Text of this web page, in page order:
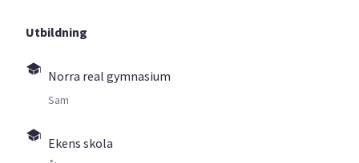
Utbildning
Norra real gymnasium
Sam
Ekens skola